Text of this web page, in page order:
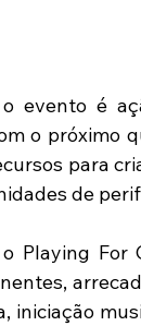
evento é
o próximo
para
de
Playing
iniciação